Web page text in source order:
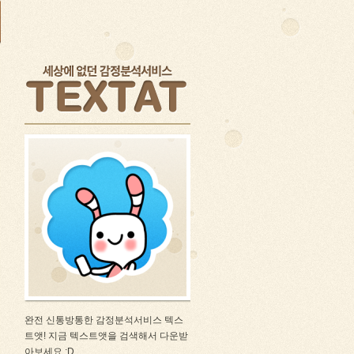
완전 신통방통한 감정분석서비스 텍스
트앳! 지금 텍스트앳을 검색해서 다운받